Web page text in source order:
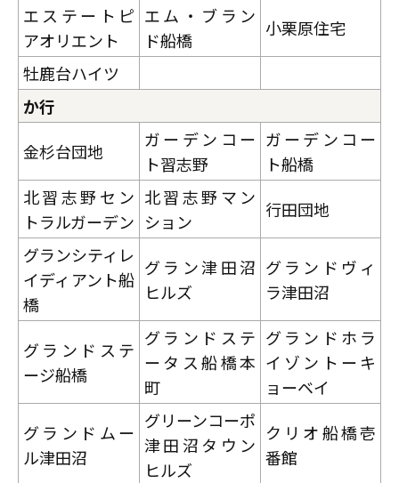
エステートピ
アオリエント
エム・ブラン
ド船橋
小栗原住宅
牡鹿台ハイツ
か行
金杉台団地
ガーデンコー
ト習志野
ガーデンコー
ト船橋
北習志野セン
トラルガーデン
北習志野マン
ション
行田団地
グランシティレ
イディアント船
橋
グラン津田沼
ヒルズ
グランドヴィ
ラ津田沼
グランドステ
ージ船橋
グランドステ
ータス船橋本
町
グランドホラ
イゾントーキ
ョーベイ
グランドムー
ル津田沼
グリーンコーポ
津田沼タウン
ヒルズ
クリオ船橋壱
番館